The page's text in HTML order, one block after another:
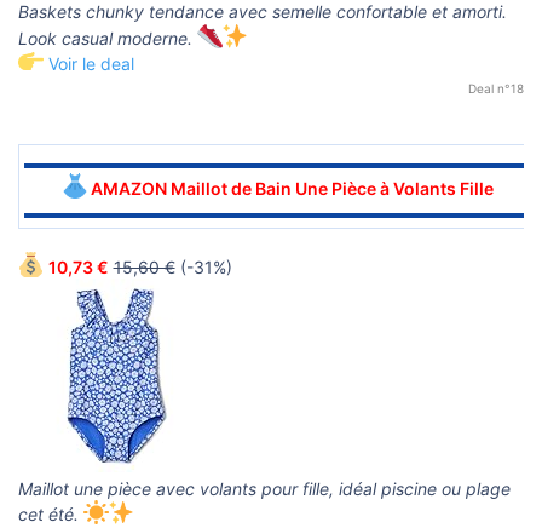
Baskets chunky tendance avec semelle confortable et amorti.
Look casual moderne.
Voir le deal
Deal n°18
▬▬▬▬▬▬▬▬▬▬▬▬▬▬▬▬▬▬▬▬▬▬▬▬▬▬▬▬▬▬
AMAZON Maillot de Bain Une Pièce à Volants Fille
▬▬▬▬▬▬▬▬▬▬▬▬▬▬▬▬▬▬▬▬▬▬▬▬▬▬▬▬▬▬
10,73 € 15,60 €(-31%)
Maillot une pièce avec volants pour fille, idéal piscine ou plage
cet été.